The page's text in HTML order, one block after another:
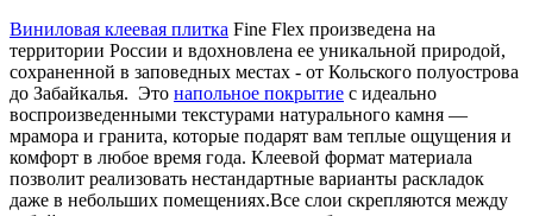
Виниловая клеевая плитка Fine Flex произведена на
территории России и вдохновлена ее уникальной природой,
сохраненной в заповедных местах - от Кольского полуострова
до Забайкалья. Это напольное покрытие с идеально
воспроизведенными текстурами натурального камня —
мрамора и гранита, которые подарят вам теплые ощущения и
комфорт в любое время года. Клеевой формат материала
позволит реализовать нестандартные варианты раскладок
даже в небольших помещениях.Все слои скрепляются между